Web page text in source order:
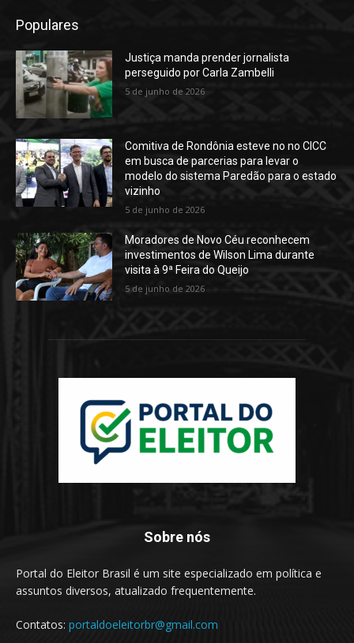
Populares
Justiça manda prender jornalista
perseguido por Carla Zambelli
5 de junho de 2026
Comitiva de Rondônia esteve no no CICC
em busca de parcerias para levar o
modelo do sistema Paredão para o estado
vizinho
5 de junho de 2026
Moradores de Novo Céu reconhecem
investimentos de Wilson Lima durante
visita à 9ª Feira do Queijo
5 de junho de 2026
Sobre nós
Portal do Eleitor Brasil é um site especializado em política e
assuntos diversos, atualizado frequentemente.
Contatos: portaldoeleitorbr@gmail.com